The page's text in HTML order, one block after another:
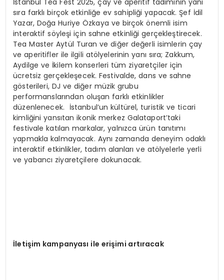
sıra farklı birçok etkinliğe ev sahipliği yapacak. Şef İdil
Yazar, Doğa Huriye Özkaya ve birçok önemli isim
interaktif söyleşi için sahne etkinliği gerçekleştirecek.
Tea Master Aytül Turan ve diğer değerli isimlerin çay
ve aperitifler ile ilgili atölyelerinin yanı sıra; Zakkum,
Aydilge ve İkilem konserleri tüm ziyaretçiler için
ücretsiz gerçekleşecek. Festivalde, dans ve sahne
gösterileri, DJ ve diğer müzik grubu
performanslarından oluşan farklı etkinlikler
düzenlenecek. İstanbul’un kültürel, turistik ve ticari
kimliğini yansıtan ikonik merkez Galataport’taki
festivale katılan markalar, yalnızca ürün tanıtımı
yapmakla kalmayacak. Aynı zamanda deneyim odaklı
interaktif etkinlikler, tadım alanları ve atölyelerle yerli
ve yabancı ziyaretçilere dokunacak.
İletişim kampanyası ile erişimi artıracak